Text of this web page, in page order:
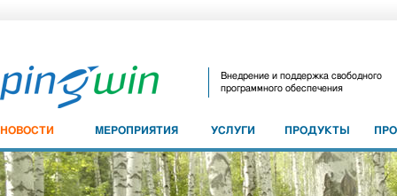
Внедрение и поддержка свободного
программного обеспечения
НОВОСТИ МЕРОПРИЯТИЯ УСЛУГИ ПРОДУКТЫ